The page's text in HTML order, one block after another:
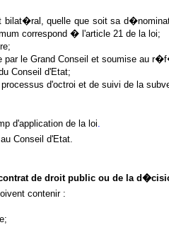
quelle que soit sa
correspond � l'article 21 de la loi;
le Grand Conseil et soumise au
Conseil d'Etat;
d'octroi et de suivi de la
d'application de la loi.
Conseil d'Etat.
de droit public ou de la
contenir :